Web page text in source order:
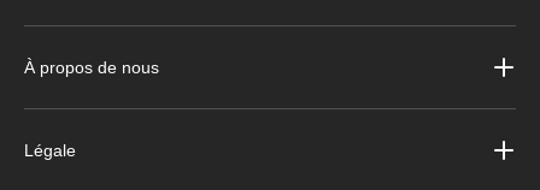
À propos de nous
Légale